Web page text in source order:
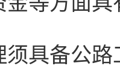
须具备公